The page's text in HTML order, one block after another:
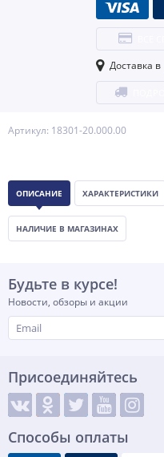
Артикул: 18301-20.000.00
Доставка в
ОПИСАНИЕ ХАРАКТЕРИСТИКИ
НАЛИЧИЕ В МАГАЗИНАХ
Будьте в курсе!
Новости, обзоры и акции
Присоединяйтесь
Способы оплаты